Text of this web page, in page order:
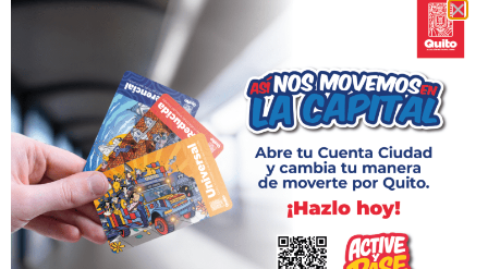
Reglamento de Uso del Metro
regular el uso del Metro de
Quito
1 comentario en «Más de dos millones y medio de
personas han realizado viajes en el Metro de Quito»